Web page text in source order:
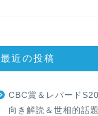
最近の投稿
CBC賞＆レパード
向き解読＆世相的話題